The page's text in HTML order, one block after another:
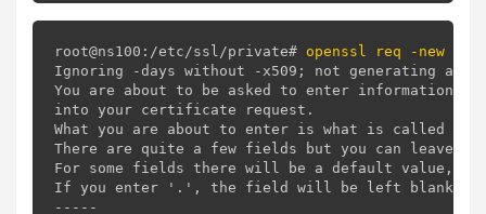
root@ns100:/etc/ssl/private# openssl req -new -
Ignoring -days without -x509; not generating a
You are about to be asked to enter information
into your certificate request.
What you are about to enter is what is called a
There are quite a few fields but you can leave
For some fields there will be a default value,
If you enter '.', the field will be left blank.
-----